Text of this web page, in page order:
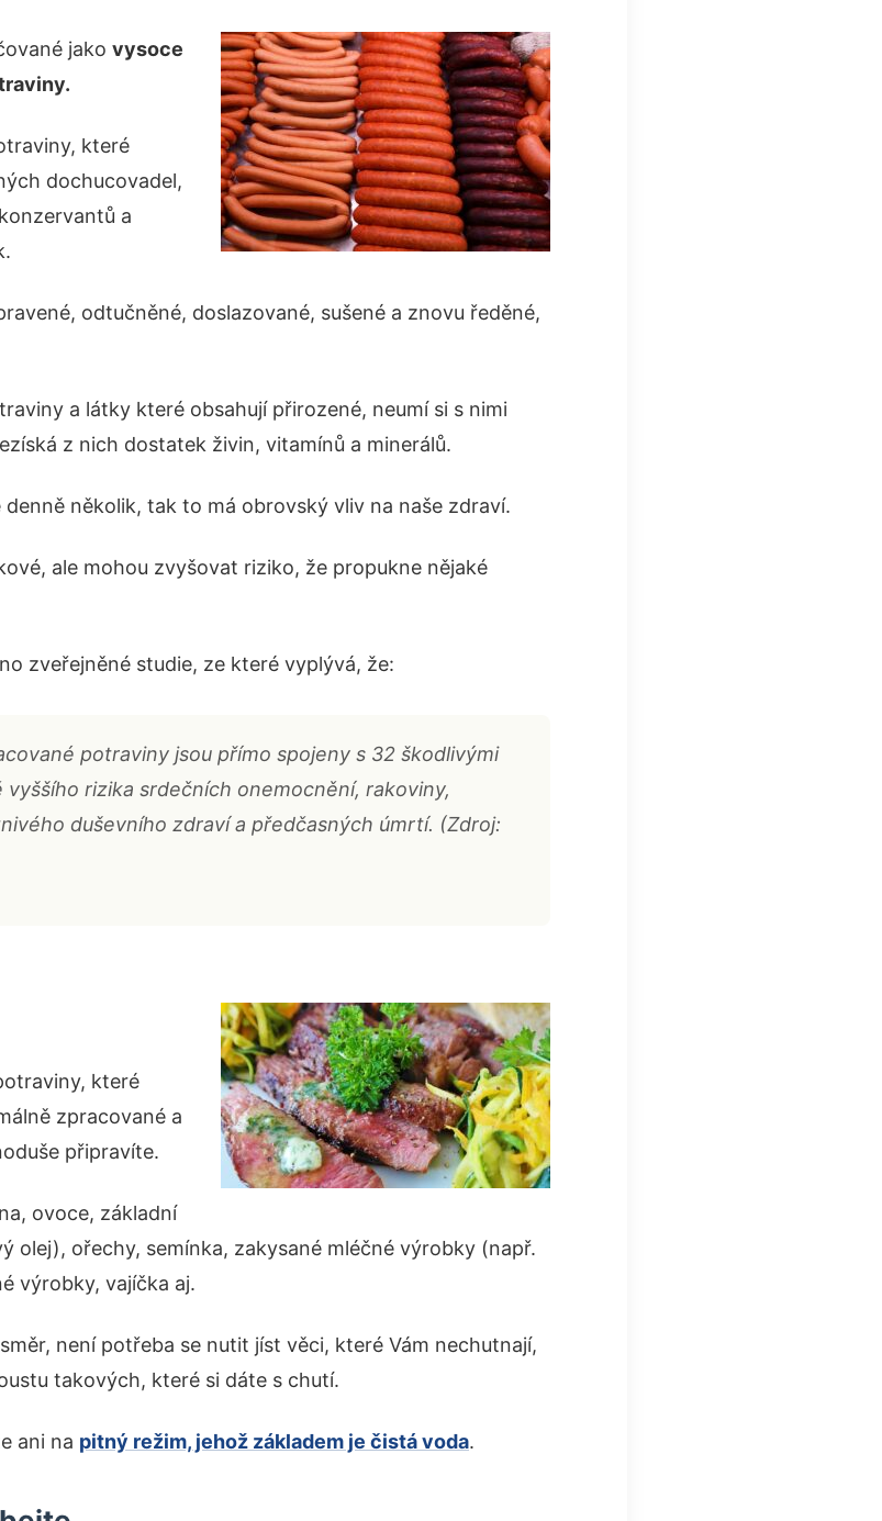
jako vysoce
které
dochucovadel,
a
odtučněné, doslazované, sušené a znovu ředěné,
a látky které obsahují přirozené, neumí si s nimi
z nich dostatek živin, vitamínů a minerálů.
několik, tak to má obrovský vliv na naše zdraví.
ale mohou zvyšovat riziko, že propukne nějaké
zveřejněné studie, ze které vyplývá, že:
potraviny jsou přímo spojeny s 32 škodlivými
rizika srdečních onemocnění, rakoviny,
duševního zdraví a předčasných úmrtí. (Zdroj:
které
zpracované a
připravíte.
ovoce, základní
olej), ořechy, semínka, zakysané mléčné výrobky (např.
výrobky, vajíčka aj.
není potřeba se nutit jíst věci, které Vám nechutnají,
takových, které si dáte s chutí.
ani na pitný režim, jehož základem je čistá voda.